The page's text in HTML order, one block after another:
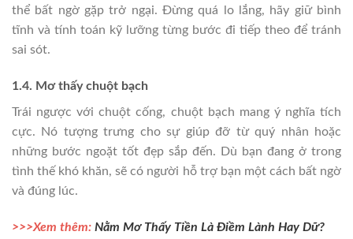
thể bất ngờ gặp trở ngại. Đừng quá lo lắng, hãy giữ bình
tĩnh và tính toán kỹ lưỡng từng bước đi tiếp theo để tránh
sai sót.
1.4. Mơ thấy chuột bạch
Trái ngược với chuột cống, chuột bạch mang ý nghĩa tích
cực. Nó tượng trưng cho sự giúp đỡ từ quý nhân hoặc
những bước ngoặt tốt đẹp sắp đến. Dù bạn đang ở trong
tình thế khó khăn, sẽ có người hỗ trợ bạn một cách bất ngờ
và đúng lúc.
>>>Xem thêm: Nằm Mơ Thấy Tiền Là Điềm Lành Hay Dữ?